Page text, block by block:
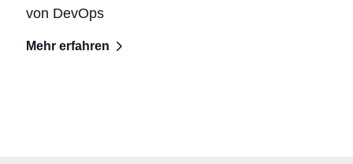
von DevOps
Mehr erfahren